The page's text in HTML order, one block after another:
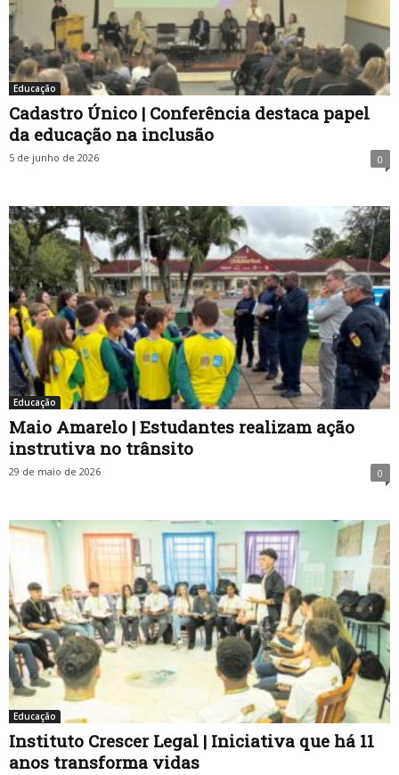
Educação
Cadastro Único | Conferência destaca papel
da educação na inclusão
5 de junho de 2026 0
Educação
Maio Amarelo | Estudantes realizam ação
instrutiva no trânsito
29 de maio de 2026 0
Educação
Instituto Crescer Legal | Iniciativa que há 11
anos transforma vidas